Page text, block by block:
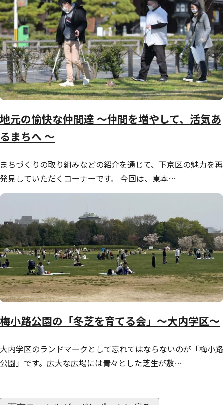
地元の愉快な仲間達 ～仲間を増やして、活気あ
るまちへ ～
まちづくりの取り組みなどの紹介を通じて、下京区の魅力を再
発見していただくコーナーです。 今回は、東本…
梅小路公園の「冬芝を育てる会」～大内学区～
大内学区のランドマークとして忘れてはならないのが「梅小路
公園」です。広大な広場には青々とした芝生が敷…